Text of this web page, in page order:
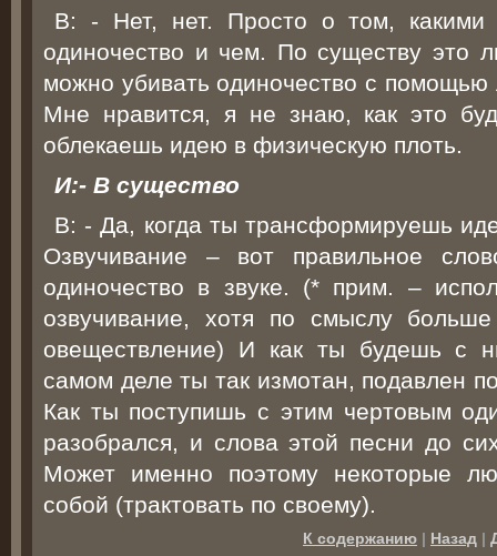
В: - Нет, нет. Просто о том, какими
одиночество и чем. По существу это
можно убивать одиночество с помощью
Мне нравится, я не знаю, как это
облекаешь идею в физическую плоть.
И:- В существо
В: - Да, когда ты трансформируешь
Озвучивание – вот правильное
одиночество в звуке. (* прим. –
озвучивание, хотя по смыслу
овеществление) И как ты будешь с
самом деле ты так измотан, подавлен
Как ты поступишь с этим чертовым
разобрался, и слова этой песни до
Может именно поэтому некоторые
собой (трактовать по своему).
К содержанию | Назад |